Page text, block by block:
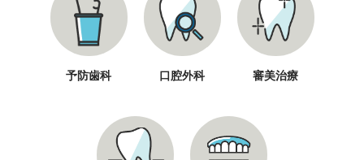
予防歯科 口腔外科 審美治療